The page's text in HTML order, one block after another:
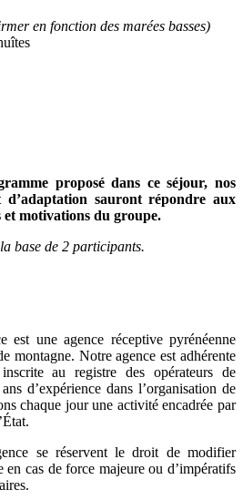
en fonction des marées basses)
proposé dans ce séjour, nos
d’adaptation sauront répondre aux
et motivations du groupe.
base de 2 participants.
est une agence réceptive pyrénéenne
montagne. Notre agence est adhérente
au registre des opérateurs de
d’expérience dans l’organisation de
chaque jour une activité encadrée par
se réservent le droit de modifier
cas de force majeure ou d’impératifs